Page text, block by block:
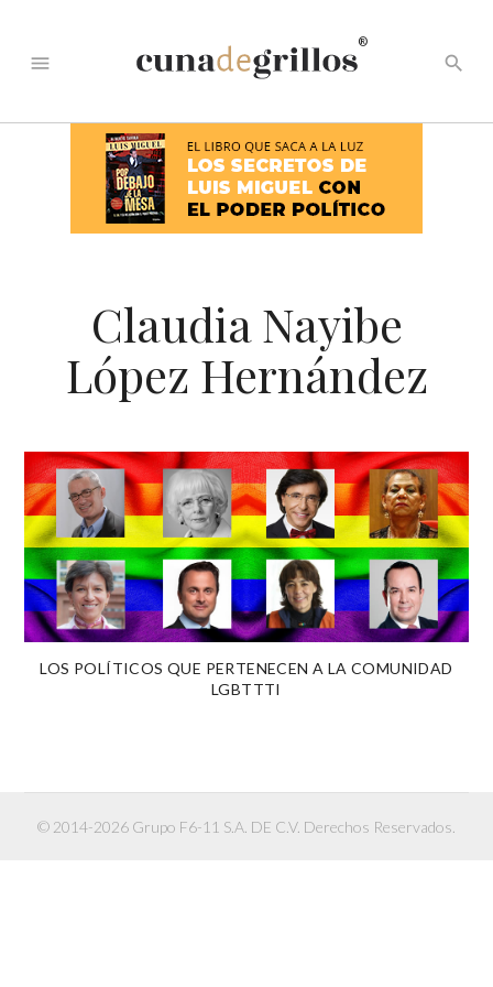
menu
®
search
Claudia Nayibe
López Hernández
LOS POLÍTICOS QUE PERTENECEN A LA COMUNIDAD
LGBTTTI
© 2014-2026 Grupo F6-11 S.A. DE C.V. Derechos Reservados.